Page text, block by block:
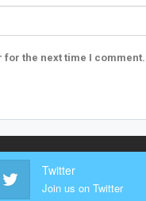
for the next time I comment.
Twitter
Join us on Twitter